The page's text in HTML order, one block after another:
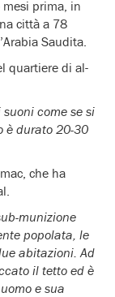
mesi prima, in
città a 78
Saudita.
quartiere di al-
come se si
è durato 20-30
che ha
munizione
popolata, le
abitazioni. Ad
il tetto ed è
e sua